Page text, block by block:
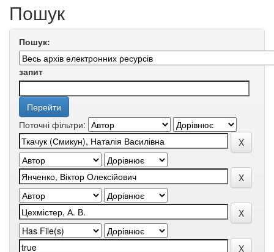
Пошук
Пошук:
запит
Поточні фільтри: